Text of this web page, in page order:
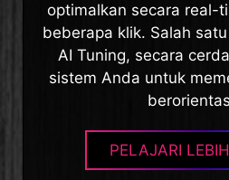
optimalkan secara real-
beberapa klik. Salah
AI Tuning, secara
sistem Anda untuk
PELAJARI